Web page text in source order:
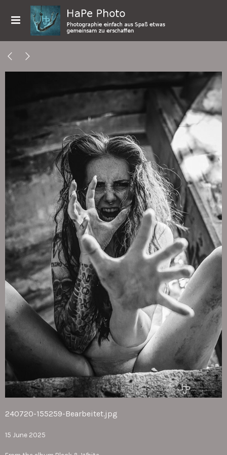
240720-155259-Bearbeitet.jpg
15 June 2025